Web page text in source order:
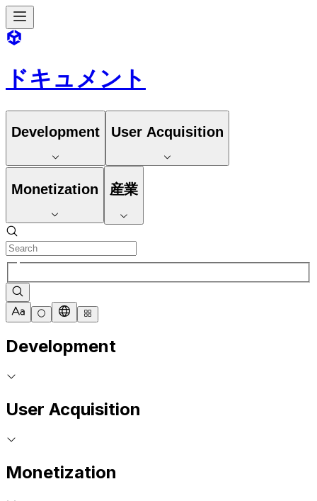
ドキュメント
Development User Acquisition
Monetization 産業
Development
User Acquisition
Monetization